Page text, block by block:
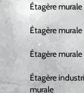
Étagère
Étagère
Étagère
Étagère
murale